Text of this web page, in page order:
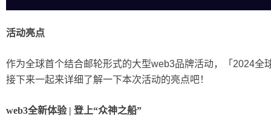
活动亮点
作为全球首个结合邮轮形式的大型web3品牌活动，「2024全
接下来一起来详细了解一下本次活动的亮点吧！
web3全新体验 | 登上“众神之船”